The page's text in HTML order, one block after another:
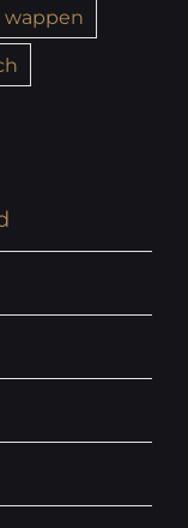
wappen